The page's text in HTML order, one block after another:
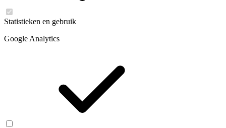
Statistieken en gebruik
Google Analytics